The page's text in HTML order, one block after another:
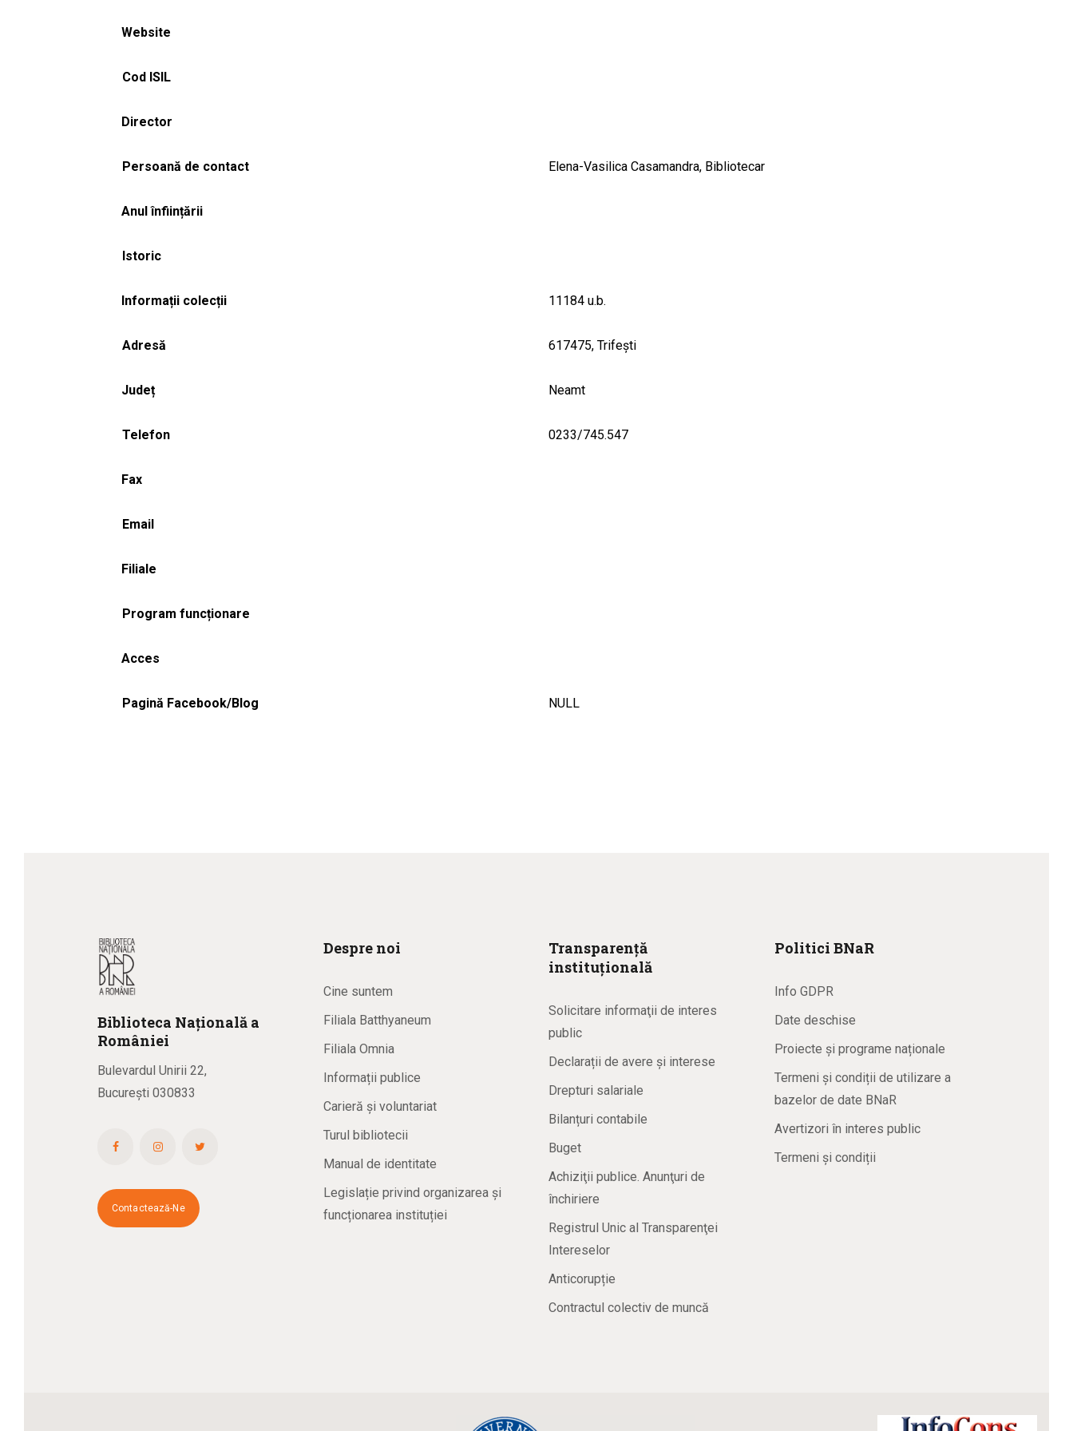
Website
Cod ISIL
Director
Persoană de contact Elena-Vasilica Casamandra, Bibliotecar
Anul înființării
Istoric
Informații colecții 11184 u.b.
Adresă 617475, Trifeşti
Județ Neamt
Telefon 0233/745.547
Fax
Email
Filiale
Program funcționare
Acces
Pagină Facebook/Blog NULL
Biblioteca Națională a
României
Bulevardul Unirii 22,
București 030833
Contactează-Ne
Despre noi
Cine suntem
Filiala Batthyaneum
Filiala Omnia
Informații publice
Carieră și voluntariat
Turul bibliotecii
Manual de identitate
Legislație privind organizarea și
funcționarea instituției
Transparență
instituțională
Solicitare informaţii de interes
public
Declarații de avere și interese
Drepturi salariale
Bilanțuri contabile
Buget
Achiziţii publice. Anunţuri de
închiriere
Registrul Unic al Transparenţei
Intereselor
Anticorupție
Contractul colectiv de muncă
Politici BNaR
Info GDPR
Date deschise
Proiecte și programe naționale
Termeni și condiții de utilizare a
bazelor de date BNaR
Avertizori în interes public
Termeni și condiții